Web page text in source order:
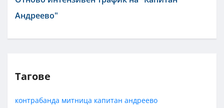
Андреево"
Тагове
контрабанда митница капитан андреево